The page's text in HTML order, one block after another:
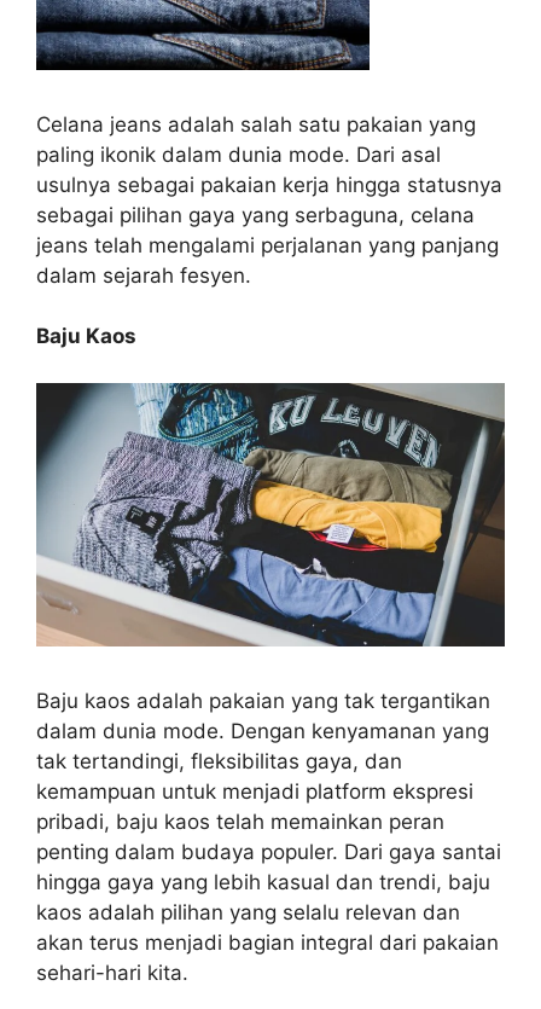
Celana jeans adalah salah satu pakaian yang
paling ikonik dalam dunia mode. Dari asal
usulnya sebagai pakaian kerja hingga statusnya
sebagai pilihan gaya yang serbaguna, celana
jeans telah mengalami perjalanan yang panjang
dalam sejarah fesyen.
Baju Kaos
Baju kaos adalah pakaian yang tak tergantikan
dalam dunia mode. Dengan kenyamanan yang
tak tertandingi, fleksibilitas gaya, dan
kemampuan untuk menjadi platform ekspresi
pribadi, baju kaos telah memainkan peran
penting dalam budaya populer. Dari gaya santai
hingga gaya yang lebih kasual dan trendi, baju
kaos adalah pilihan yang selalu relevan dan
akan terus menjadi bagian integral dari pakaian
sehari-hari kita.